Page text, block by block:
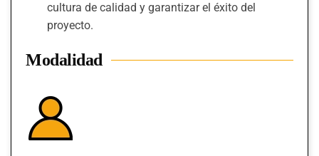
cultura de calidad y garantizar el éxito del
proyecto.
Modalidad